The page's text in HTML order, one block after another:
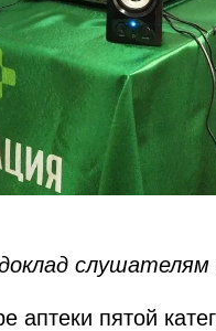
слушателям
аптеки пятой